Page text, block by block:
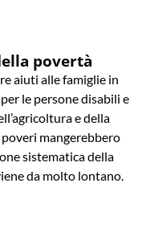
povertà
aiuti alle famiglie in
le persone disabili e
e della
mangerebbero
sistematica della
da molto lontano.